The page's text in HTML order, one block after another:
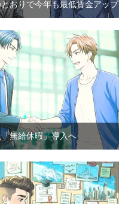
おりで今年も最低賃金アップ
無給休暇」導入へ